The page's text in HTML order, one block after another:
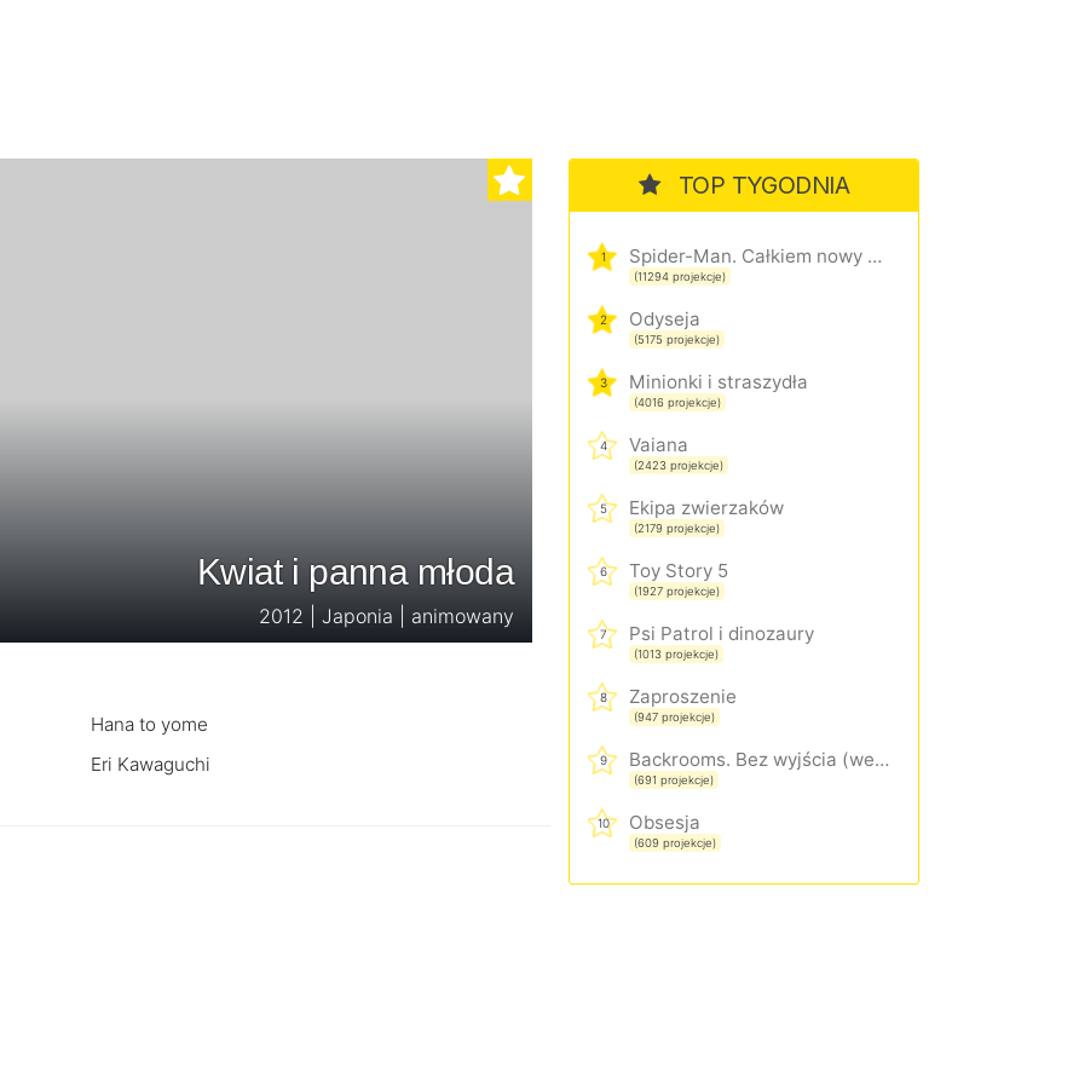
Kwiat i panna młoda
2012 | Japonia | animowany
Hana to yome
Eri Kawaguchi
TOP TYGODNIA
1 Spider-Man. Całkiem nowy dzień
(11294 projekcje)
2 Odyseja
(5175 projekcje)
3 Minionki i straszydła
(4016 projekcje)
4 Vaiana
(2423 projekcje)
5 Ekipa zwierzaków
(2179 projekcje)
6 Toy Story 5
(1927 projekcje)
7 Psi Patrol i dinozaury
(1013 projekcje)
8 Zaproszenie
(947 projekcje)
9 Backrooms. Bez wyjścia (wersja rozszerzona)
(691 projekcje)
10 Obsesja
(609 projekcje)